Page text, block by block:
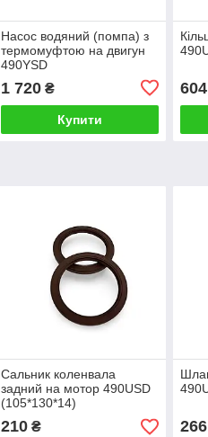
Насос водяний (помпа) з
термомуфтою на двигун
490YSD
1 720₴
Купити
604
Сальник коленвала
задний на мотор 490USD
(105*130*14)
210₴ 266